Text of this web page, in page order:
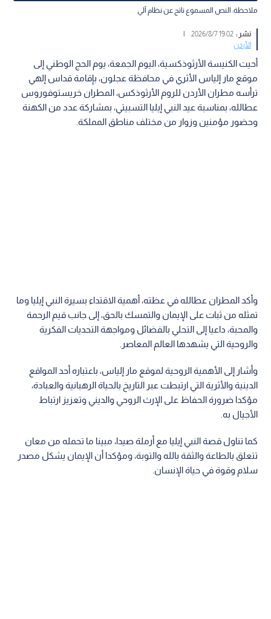
ملاحظة: النص المسموع ناتج عن نظام آلي
نشر :19:02 2026/8/7
|
الأردن
أحيت الكنيسة الأرثوذكسية، اليوم الجمعة، يوم الحج الوطني إلى
موقع مار إلياس الأثري في محافظة عجلون، بإقامة قداس إلهي
ترأسه مطران الأردن للروم الأرثوذكس، المطران خريستوفوروس
عطالله، بمناسبة عيد النبي إيليا التسبيتي، بمشاركة عدد من الكهنة
وحضور مؤمنين وزوار من مختلف مناطق المملكة.
وأكد المطران عطالله في عظته، أهمية الاقتداء بسيرة النبي إيليا وما
تمثله من ثبات على الإيمان والتمسك بالحق، إلى جانب قيم الرحمة
والمحبة، داعيا إلى التحلي بالفضائل ومواجهة التحديات الفكرية
والروحية التي يشهدها العالم المعاصر.
وأشار إلى الأهمية الروحية لموقع مار إلياس، باعتباره أحد المواقع
الدينية والأثرية التي ارتبطت عبر التاريخ بالحياة الرهبانية والعبادة،
مؤكدا ضرورة الحفاظ على الإرث الروحي والديني وتعزيز ارتباط
الأجيال به.
كما تناول قصة النبي إيليا مع أرملة صيدا، مبينا ما تحمله من معان
تتعلق بالطاعة والثقة بالله والتوبة، ومؤكدا أن الإيمان يشكل مصدر
سلام وقوة في حياة الإنسان.